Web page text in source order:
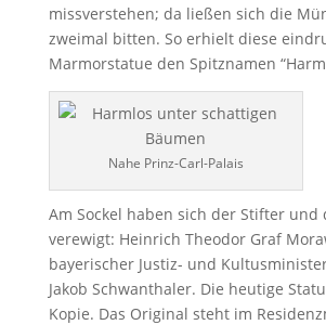
missverstehen; da ließen sich die
zweimal bitten. So erhielt diese
Marmorstatue den Spitznamen
Nahe Prinz-Carl-Palais
Am Sockel haben sich der Stifter
verewigt: Heinrich Theodor Graf
bayerischer Justiz- und
Jakob Schwanthaler. Die heutige
Kopie. Das Original steht im